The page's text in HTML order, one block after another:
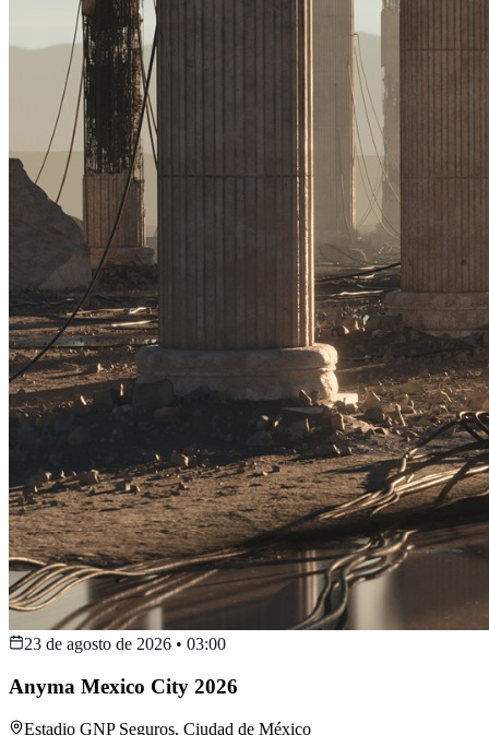
23 de agosto de 2026 • 03:00
Anyma Mexico City 2026
Estadio GNP Seguros, Ciudad de México